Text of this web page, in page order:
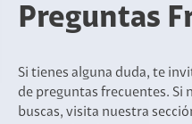
Preguntas
Si tienes alguna duda, te
de preguntas frecuentes. Si
buscas, visita nuestra